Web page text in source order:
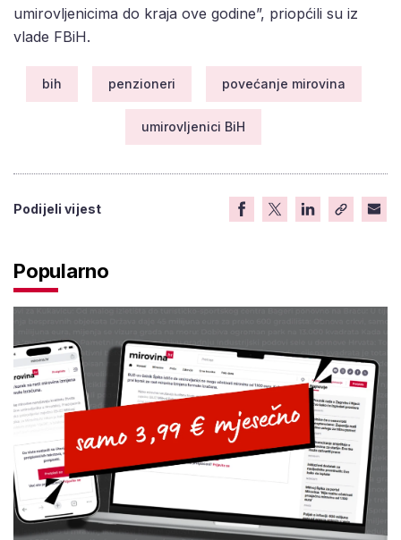
umirovljenicima do kraja ove godine”, priopćili su iz
vlade FBiH.
bih penzioneri povećanje mirovina
umirovljenici BiH
Podijeli vijest
Popularno